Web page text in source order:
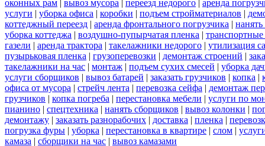
оконных рам | вывоз мусора | переезд недорого | аренда
услуги | уборка офиса | коробки | подъем стройматериалов |
коттеджный переезд | аренда фронтального погрузчика |
уборка коттеджа | воздушно-пупырчатая пленка | транспортные
газели | аренда трактора | такелажники недорого | утилизация
пузырьковая пленка | грузоперевозки | демонтаж строений |
такелажники на час | монтаж | подъем сухих смесей | уборка
услуги сборщиков | вывоз батарей | заказать грузчиков | копка |
офиса от мусора | стрейч лента | перевозка сейфа | демонтаж
грузчиков | копка погреба | перестановка мебели | услуги по
пианино | спецтехника | нанять сборщиков | вывоз колонки |
демонтажу | заказать разнорабочих | доставка | пленка |
погрузка фуры | уборка | перестановка в квартире | слом |
камаза | сборщики на час | вывоз камазами